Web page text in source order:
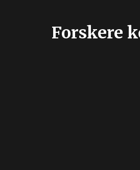
Forskere